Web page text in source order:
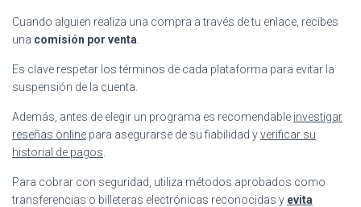
Cuando alguien realiza una compra a través de tu enlace, recibes
una comisión por venta
Es clave respetar los términos de cada plataforma para evitar la
suspensión de la cuenta.
Además, antes de elegir un programa es recomendable investigar
reseñas online para asegurarse de su fiabilidad yverificar su
historial de pagos
Para cobrar con seguridad, utiliza métodos aprobados como
transferencias o billeteras electrónicas reconocidas y evita